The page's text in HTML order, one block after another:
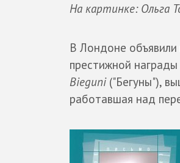
На картинке: Ольга
В Лондоне
престижной награды
Bieguni("Бегуны"),
работавшая над